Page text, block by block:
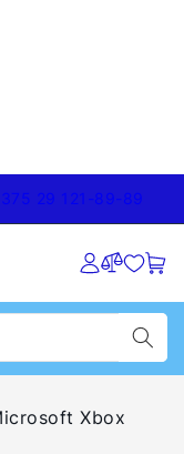
29 121-89-89
Xbox